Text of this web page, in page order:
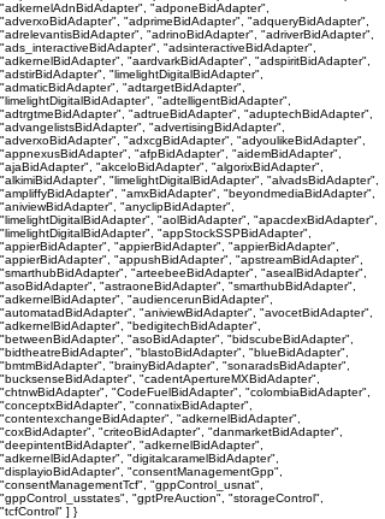
"adkernelAdnBidAdapter", "adponeBidAdapter",
"adverxoBidAdapter", "adprimeBidAdapter", "adqueryBidAdapter",
"adrelevantisBidAdapter", "adrinoBidAdapter", "adriverBidAdapter",
"ads_interactiveBidAdapter", "adsinteractiveBidAdapter",
"adkernelBidAdapter", "aardvarkBidAdapter", "adspiritBidAdapter",
"adstirBidAdapter", "limelightDigitalBidAdapter",
"admaticBidAdapter", "adtargetBidAdapter",
"limelightDigitalBidAdapter", "adtelligentBidAdapter",
"adtrgtmeBidAdapter", "adtrueBidAdapter", "aduptechBidAdapter",
"advangelistsBidAdapter", "advertisingBidAdapter",
"adverxoBidAdapter", "adxcgBidAdapter", "adyoulikeBidAdapter",
"appnexusBidAdapter", "afpBidAdapter", "aidemBidAdapter",
"ajaBidAdapter", "akceloBidAdapter", "algorixBidAdapter",
"alkimiBidAdapter", "limelightDigitalBidAdapter", "alvadsBidAdapter",
"ampliffyBidAdapter", "amxBidAdapter", "beyondmediaBidAdapter",
"aniviewBidAdapter", "anyclipBidAdapter",
"limelightDigitalBidAdapter", "aolBidAdapter", "apacdexBidAdapter",
"limelightDigitalBidAdapter", "appStockSSPBidAdapter",
"appierBidAdapter", "appierBidAdapter", "appierBidAdapter",
"appierBidAdapter", "appushBidAdapter", "apstreamBidAdapter",
"smarthubBidAdapter", "arteebeeBidAdapter", "asealBidAdapter",
"asoBidAdapter", "astraoneBidAdapter", "smarthubBidAdapter",
"adkernelBidAdapter", "audiencerunBidAdapter",
"automatadBidAdapter", "aniviewBidAdapter", "avocetBidAdapter",
"adkernelBidAdapter", "bedigitechBidAdapter",
"betweenBidAdapter", "asoBidAdapter", "bidscubeBidAdapter",
"bidtheatreBidAdapter", "blastoBidAdapter", "blueBidAdapter",
"bmtmBidAdapter", "brainyBidAdapter", "sonaradsBidAdapter",
"bucksenseBidAdapter", "cadentApertureMXBidAdapter",
"chtnwBidAdapter", "CodeFuelBidAdapter", "colombiaBidAdapter",
"conceptxBidAdapter", "connatixBidAdapter",
"contentexchangeBidAdapter", "adkernelBidAdapter",
"coxBidAdapter", "criteoBidAdapter", "danmarketBidAdapter",
"deepintentBidAdapter", "adkernelBidAdapter",
"adkernelBidAdapter", "digitalcaramelBidAdapter",
"displayioBidAdapter", "consentManagementGpp",
"consentManagementTcf", "gppControl_usnat",
"gppControl_usstates", "gptPreAuction", "storageControl",
"tcfControl" ] }